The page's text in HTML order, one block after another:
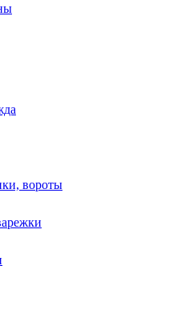
вороты